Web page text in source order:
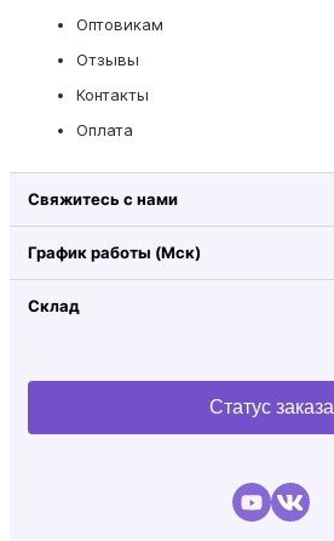
Оптовикам
Отзывы
Контакты
Оплата
Свяжитесь с нами
График работы (Мск)
Склад
Статус заказа